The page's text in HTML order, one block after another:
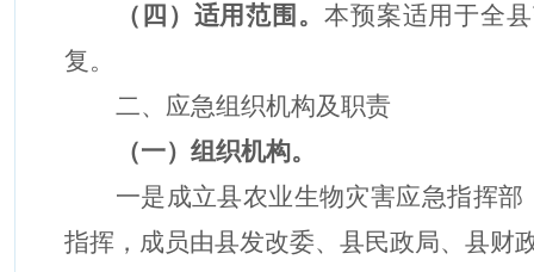
（ 四 ） 适用范围。 本预案适用于全县
复。
二、应急组织机构及职责
（一） 组织机构。
一是成立县农业生物灾害应急指挥部
指挥，成员由县发改委、 县民政局、 县财